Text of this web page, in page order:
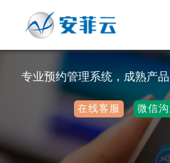
专业预约管理系统，成熟产
在线客服 微信沟